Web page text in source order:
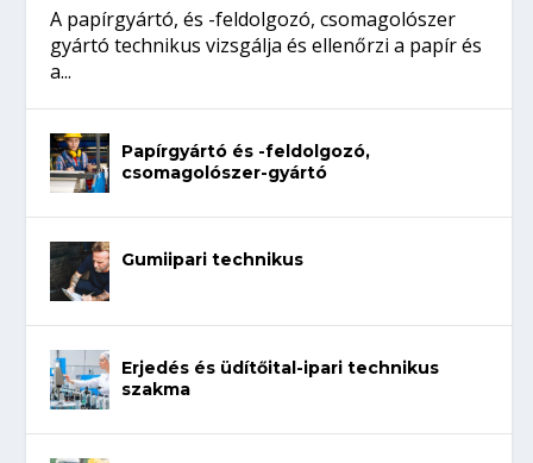
A papírgyártó, és -feldolgozó, csomagolószer
gyártó technikus vizsgálja és ellenőrzi a papír és
a...
Papírgyártó és -feldolgozó,
csomagolószer-gyártó
Gumiipari technikus
Erjedés és üdítőital-ipari technikus
szakma